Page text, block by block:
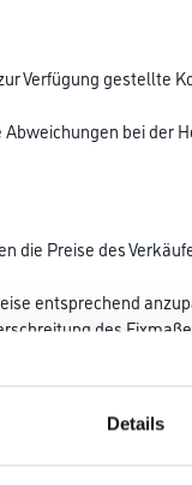
Details
Verfügung
bei der
Preise des
entsprechend
des
ist der Verkäufer